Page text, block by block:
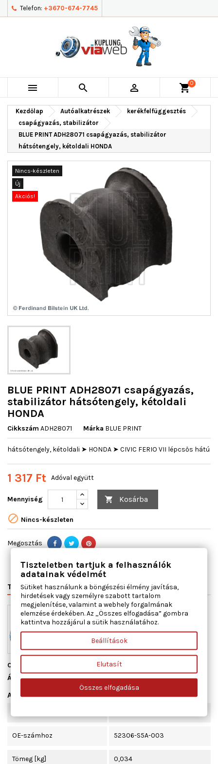
Telefon: +3670-674-7745
   shopping_cart0
Kezdőlap Autóalkatrészek
kerékfelfüggesztés
csapágyazás, stabilizátor
BLUE PRINT ADH28071 csapágyazás, stabilizátor
hátsótengely, kétoldali HONDA
Nincs-készleten
Új
Akciós!
BLUE PRINT ADH28071 csapágyazás,
stabilizátor hátsótengely, kétoldali
HONDA
Cikkszám ADH28071 Márka BLUE PRINT
hátsótengely, kétoldali ➤ HONDA ➤ CIVIC FERIO VII lépcsős hátú
1 317 Ft Adóval együtt
Mennyiség  Kosárba
 Nincs-készleten
Megosztás
TERMÉK RÉSZLETEI VÁLTÓSZÁMOK MIHEZ JÓ
Cikkszám
ÁllapotÚj
Adatlap
OE-számhoz 52306-S5A-003
Tömeg [kg] 0,034
Tiszteletben tartjuk a felhasználók
adatainak védelmét
Sütiket használunk a böngészési élmény javítása,
hirdetések vagy személyre szabott tartalom
megjelenítése, valamint a webhely forgalmának
elemzése érdekében. Az „Összes elfogadása” gombra
kattintva hozzájárul a sütik használatához.
Beállítások
Elutasít
Összes elfogadása